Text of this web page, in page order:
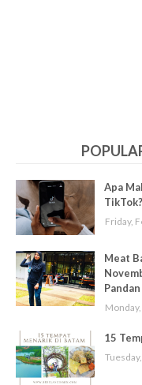
Apa
TikTok?
Friday,
Meat
Pandan
15